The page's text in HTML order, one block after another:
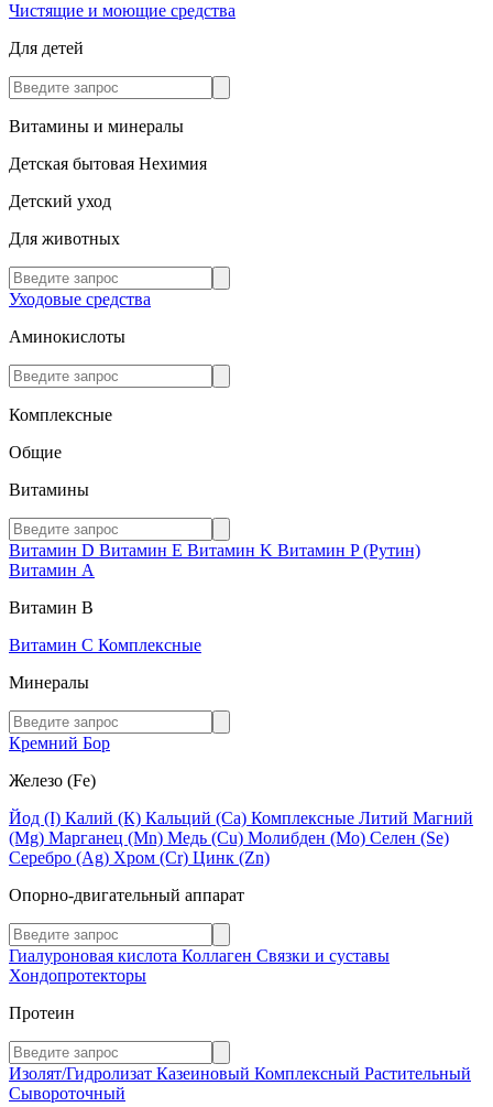
Чистящие и моющие средства
Для детей
Витамины и минералы
Детская бытовая Нехимия
Детский уход
Для животных
Уходовые средства
Аминокислоты
Комплексные
Общие
Витамины
Витамин D Витамин E Витамин K Витамин P (Рутин)
Витамин А
Витамин В
Витамин C Комплексные
Минералы
Кремний Бор
Железо (Fe)
Йод (I) Калий (К) Кальций (Са) Комплексные Литий Магний
(Mg) Марганец (Mn) Медь (Сu) Молибден (Мо) Селен (Se)
Серебро (Ag) Хром (Cr) Цинк (Zn)
Опорно-двигательный аппарат
Гиалуроновая кислота Коллаген Связки и суставы
Хондопротекторы
Протеин
Изолят/Гидролизат Казеиновый Комплексный Растительный
Сывороточный